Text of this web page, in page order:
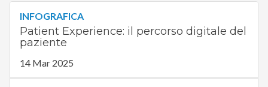
INFOGRAFICA
Patient Experience: il percorso digitale del
paziente
14 Mar 2025